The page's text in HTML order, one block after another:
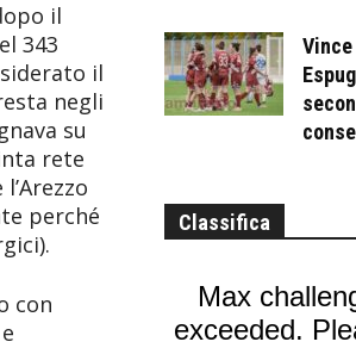
il
343
il
negli
su
rete
perché
con
Classifica